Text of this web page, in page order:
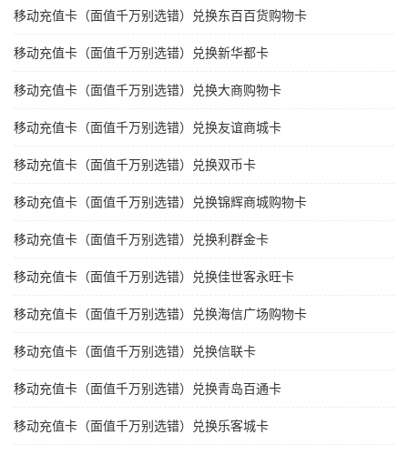
移动充值卡（面值千万别选错）兑换东百百货购物卡
移动充值卡（面值千万别选错）兑换新华都卡
移动充值卡（面值千万别选错）兑换大商购物卡
移动充值卡（面值千万别选错）兑换友谊商城卡
移动充值卡（面值千万别选错）兑换双币卡
移动充值卡（面值千万别选错）兑换锦辉商城购物卡
移动充值卡（面值千万别选错）兑换利群金卡
移动充值卡（面值千万别选错）兑换佳世客永旺卡
移动充值卡（面值千万别选错）兑换海信广场购物卡
移动充值卡（面值千万别选错）兑换信联卡
移动充值卡（面值千万别选错）兑换青岛百通卡
移动充值卡（面值千万别选错）兑换乐客城卡